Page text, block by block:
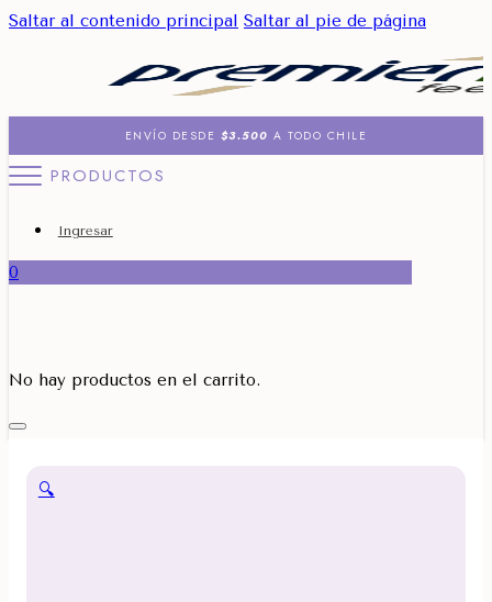
Saltar al contenido principal Saltar al pie de página
ENVÍO DESDE $3.500 A TODO CHILE
PRODUCTOS
Ingresar
0
No hay productos en el carrito.
🔍